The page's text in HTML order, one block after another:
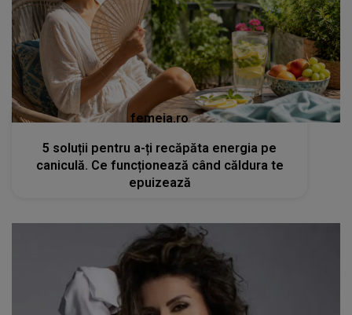
femeia.ro
5 soluții pentru a-ți recăpăta energia pe
caniculă. Ce funcționează când căldura te
epuizează